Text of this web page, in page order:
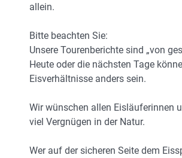
allein.
Bitte beachten Sie:
Unsere Tourenberichte sind „von
Heute oder die nächsten Tage
Eisverhältnisse anders sein.
Wir wünschen allen Eisläuferinnen
viel Vergnügen in der Natur.
Wer auf der sicheren Seite dem